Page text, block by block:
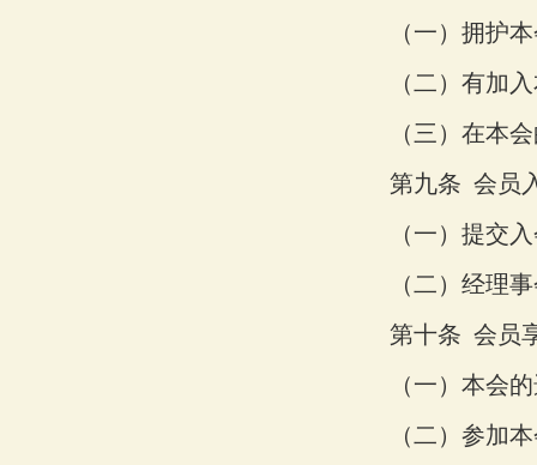
（一） 拥护
（二） 有加
（三） 在本
第九条 会员
（一） 提交
（二） 经理
第十条 会员
（一） 本会
（二） 参加